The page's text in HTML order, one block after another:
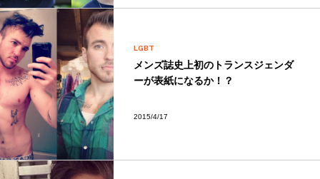
LGBT
メンズ誌史上初のトランスジェンダ
ーが表紙になるか！？
2015/4/17